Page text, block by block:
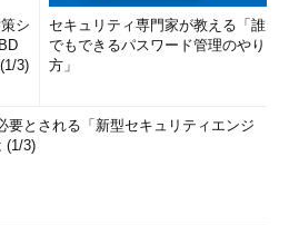
シ
3)
セキュリティ専門家が教える「誰
でもできるパスワード管理のやり
方」
要とされる「新型セキュリティエンジ
(1/3)